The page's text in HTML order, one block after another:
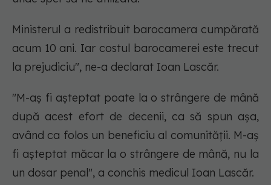
Ministerul a redistribuit barocamera cumpărată
acum 10 ani. Iar costul barocamerei este trecut
la prejudiciu", ne-a declarat Ioan Lascăr.
"M-aș fi așteptat poate la o strângere de mână
după acest efort de decenii, ca să spun așa,
având ca folos un beneficiu al comunității. M-aș
fi așteptat măcar la o strângere de mână, nu la
un dosar penal", a conchis medicul Ioan Lascăr.